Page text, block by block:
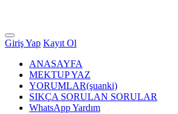
Giriş Yap Kayıt Ol
ANASAYFA
MEKTUP YAZ
YORUMLAR(şuanki)
SIKÇA SORULAN SORULAR
WhatsApp Yardım